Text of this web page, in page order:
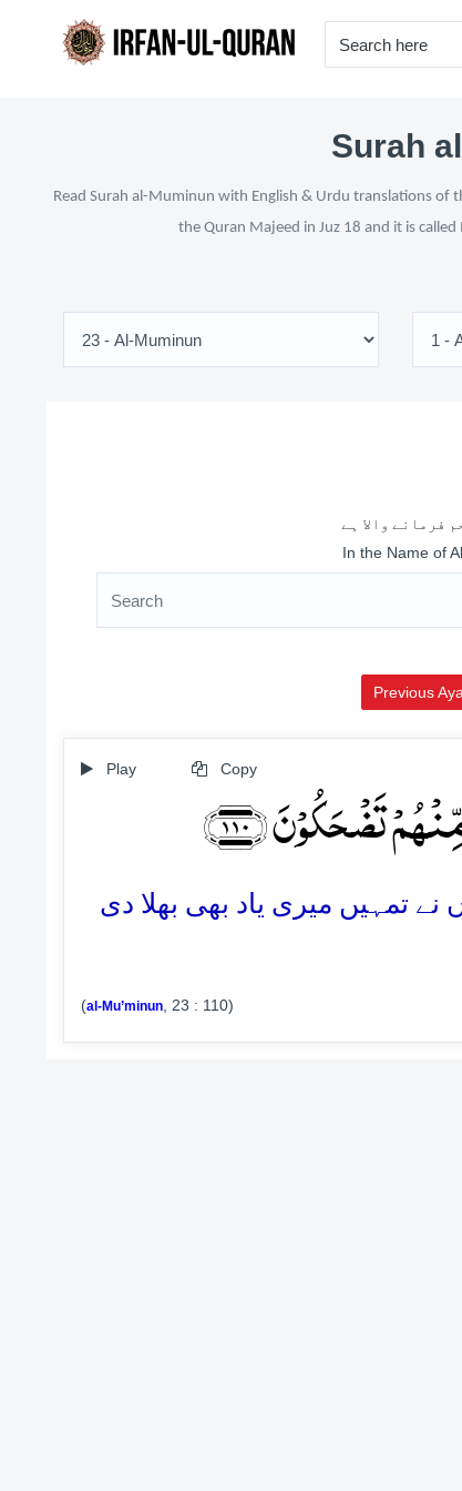
Surah
Read Surah al-Muminun with English & Urdu translations of
the Quran Majeed in Juz 18 and it is
فرمانے والا ہے
In the Name of
Previous
Play Copy
تَضۡحَکُوۡنَ ﴿۱۱۰﴾
نے تمہیں میری یاد بھی بھلا دی
(al-Mu’minun, 23 : 110)